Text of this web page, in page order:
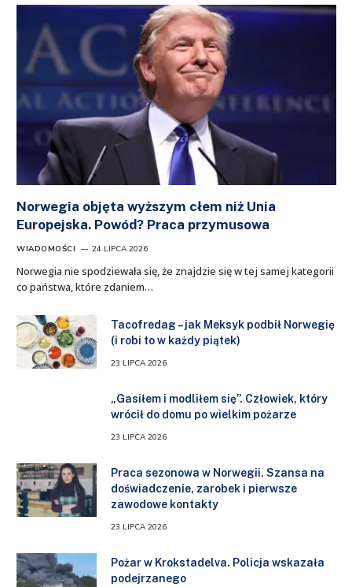
Norwegia objęta wyższym cłem niż Unia
Europejska. Powód? Praca przymusowa
WIADOMOŚCI 24 LIPCA 2026
Norwegia nie spodziewała się, że znajdzie się w tej samej kategorii
co państwa, które zdaniem…
Tacofredag – jak Meksyk podbił Norwegię
(i robi to w każdy piątek)
23 LIPCA 2026
„Gasiłem i modliłem się”. Człowiek, który
wrócił do domu po wielkim pożarze
23 LIPCA 2026
Praca sezonowa w Norwegii. Szansa na
doświadczenie, zarobek i pierwsze
zawodowe kontakty
23 LIPCA 2026
Pożar w Krokstadelva. Policja wskazała
podejrzanego